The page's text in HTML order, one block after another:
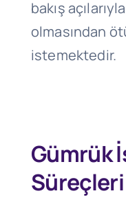
bakış
olmasından
istemektedir.
Gümrük